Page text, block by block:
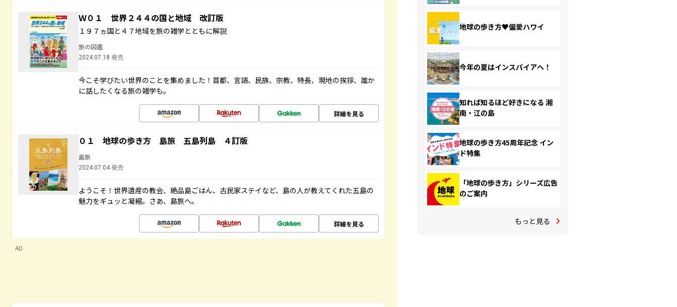
Ｗ０１ 世界２４４の国と地域 改訂版
１９７ヵ国と４７地域を旅の雑学とともに解説
旅の図鑑
2024.07.18 発売
今こそ学びたい世界のことを集めました！首都、言語、民族、宗教、特長、現地の挨拶、誰か
に話したくなる旅の雑学も。
詳細を見る
０１ 地球の歩き方 島旅 五島列島 ４訂版
島旅
2024.07.04 発売
ようこそ！世界遺産の教会、絶品島ごはん、古民家ステイなど、島の人が教えてくれた五島の
魅力をギュッと凝縮。さあ、島旅へ。
詳細を見る
AD
地球の歩き方♥偏愛ハワイ
今年の夏はインスパイアへ！
知れば知るほど好きになる 湘
南・江の島
地球の歩き方45周年記念 イン
ド特集
「地球の歩き方」シリーズ広告
のご案内
もっと見る